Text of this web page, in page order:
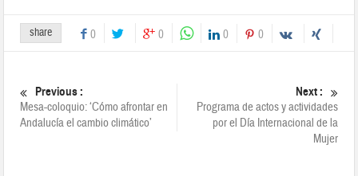
share 0 0 0 0
Previous :
Mesa-coloquio: ‘Cómo afrontar en
Andalucía el cambio climático’
Next :
Programa de actos y actividades
por el Día Internacional de la
Mujer